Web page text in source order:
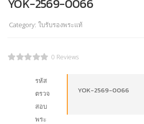
YOK-2569-0066
Category: ใบรับรองพระแท้
0 Reviews
รหัส
ตรวจ
สอบ
พระ
YOK-2569-0066